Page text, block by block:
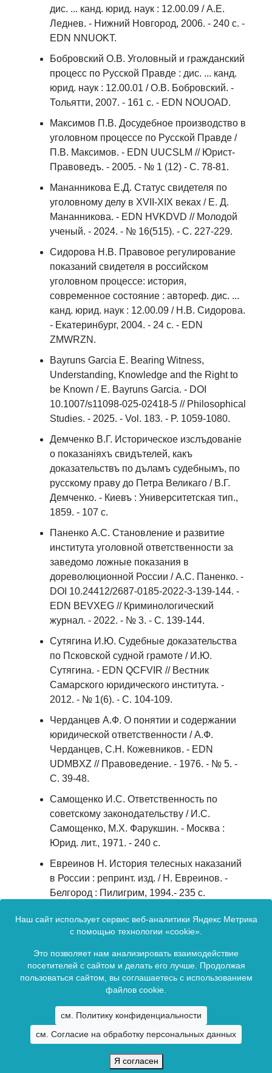
дис. ... канд. юрид. наук : 12.00.09 / А.Е.
Леднев. - Нижний Новгород, 2006. - 240 с. -
EDN NNUOKT.
Бобровский О.В. Уголовный и гражданский
процесс по Русской Правде : дис. ... канд.
юрид. наук : 12.00.01 / О.В. Бобровский. -
Тольятти, 2007. - 161 с. - EDN NOUOAD.
Максимов П.В. Досудебное производство в
уголовном процессе по Русской Правде /
П.В. Максимов. - EDN UUCSLM // Юрист-
Правоведъ. - 2005. - № 1 (12) - С. 78-81.
Мананникова Е.Д. Статус свидетеля по
уголовному делу в XVII-XIX веках / Е. Д.
Мананникова. - EDN HVKDVD // Молодой
ученый. - 2024. - № 16(515). - С. 227-229.
Сидорова Н.В. Правовое регулирование
показаний свидетеля в российском
уголовном процессе: история,
современное состояние : автореф. дис. ...
канд. юрид. наук : 12.00.09 / Н.В. Сидорова.
- Екатеринбург, 2004. - 24 с. - EDN
ZMWRZN.
Bayruns Garcia E. Bearing Witness,
Understanding, Knowledge and the Right to
be Known / E. Bayruns Garcia. - DOI
10.1007/s11098-025-02418-5 // Philosophical
Studies. - 2025. - Vol. 183. - P. 1059-1080.
Демченко В.Г. Историческое изслъдованiе
о показанiяхъ свидътелей, какъ
доказательствъ по дъламъ судебнымъ, по
русскому праву до Петра Великаго / В.Г.
Демченко. - Киевъ : Университетская тип.,
1859. - 107 с.
Паненко А.С. Становление и развитие
института уголовной ответственности за
заведомо ложные показания в
дореволюционной России / А.С. Паненко. -
DOI 10.24412/2687-0185-2022-3-139-144. -
EDN BEVXEG // Криминологический
журнал. - 2022. - № 3. - С. 139-144.
Сутягина И.Ю. Судебные доказательства
по Псковской судной грамоте / И.Ю.
Сутягина. - EDN QCFVIR // Вестник
Самарского юридического института. -
2012. - № 1(6). - С. 104-109.
Черданцев А.Ф. О понятии и содержании
юридической ответственности / А.Ф.
Черданцев, С.Н. Кожевников. - EDN
UDMBXZ // Правоведение. - 1976. - № 5. -
С. 39-48.
Самощенко И.С. Ответственность по
советскому законодательству / И.С.
Самощенко, М.Х. Фарукшин. - Москва :
Юрид. лит., 1971. - 240 с.
Евреинов Н. История телесных наказаний
в России : репринт. изд. / Н. Евреинов. -
Белгород : Пилигрим, 1994.- 235 с.
Testimony Cases / F. Maisarah, La.O.B. Ali. -
KFFTXB // Al-Qadha: Journal Hucum Dan
Syar'Ian. - 2025. - Vol. 1, no. 1. - P. 16-22.
Наш сайт использует сервис веб-аналитики Яндекс Метрика
с помощью технологии «cookie».
Это позволяет нам анализировать взаимодействие
посетителей с сайтом и делать его лучше. Продолжая
пользоваться сайтом, вы соглашаетесь с использованием
файлов cookie.
см. Политику конфиденциальности
см. Согласие на обработку персональных данных
Я согласен
Зарегистрирован в Федеральной службе по надзору в сфере связи,
информационных технологий и массовых коммуникаций.
Регистрационный номер Эл № ФС77-83401 от 07 июня 2022 г.
(сетевое издание).
2026. Все права зарезервированы.